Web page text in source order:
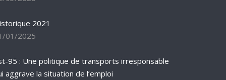
2021
01/2025
95 : Une politique de transports irresponsable
aggrave la situation de l’emploi